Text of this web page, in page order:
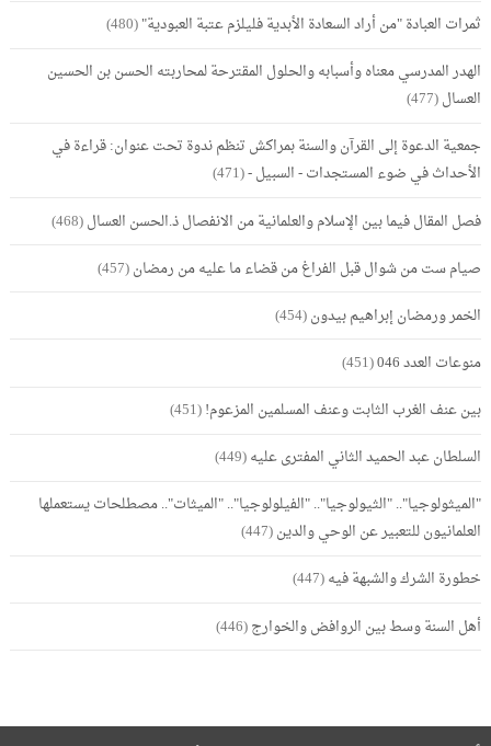
ثمرات العبادة "من أراد السعادة الأبدية فليلزم عتبة العبودية"(480)
الهدر المدرسي معناه وأسبابه والحلول المقترحة لمحاربته الحسن بن الحسين
العسال(477)
جمعية الدعوة إلى القرآن والسنة بمراكش تنظم ندوة تحت عنوان: قراءة في
الأحداث في ضوء المستجدات - السبيل -(471)
فصل المقال فيما بين الإسلام والعلمانية من الانفصال ذ.الحسن العسال(468)
صيام ست من شوال قبل الفراغ من قضاء ما عليه من رمضان(457)
الخمر ورمضان إبراهيم بيدون(454)
منوعات العدد 046
(451)
بين عنف الغرب الثابت وعنف المسلمين المزعوم!(451)
السلطان عبد الحميد الثاني المفترى عليه(449)
"الميثولوجيا".. "الثيولوجيا".. "الفيلولوجيا".. "الميثات".. مصطلحات يستعملها
العلمانيون للتعبير عن الوحي والدين(447)
خطورة الشرك والشبهة فيه(447)
أهل السنة وسط بين الروافض والخوارج(446)